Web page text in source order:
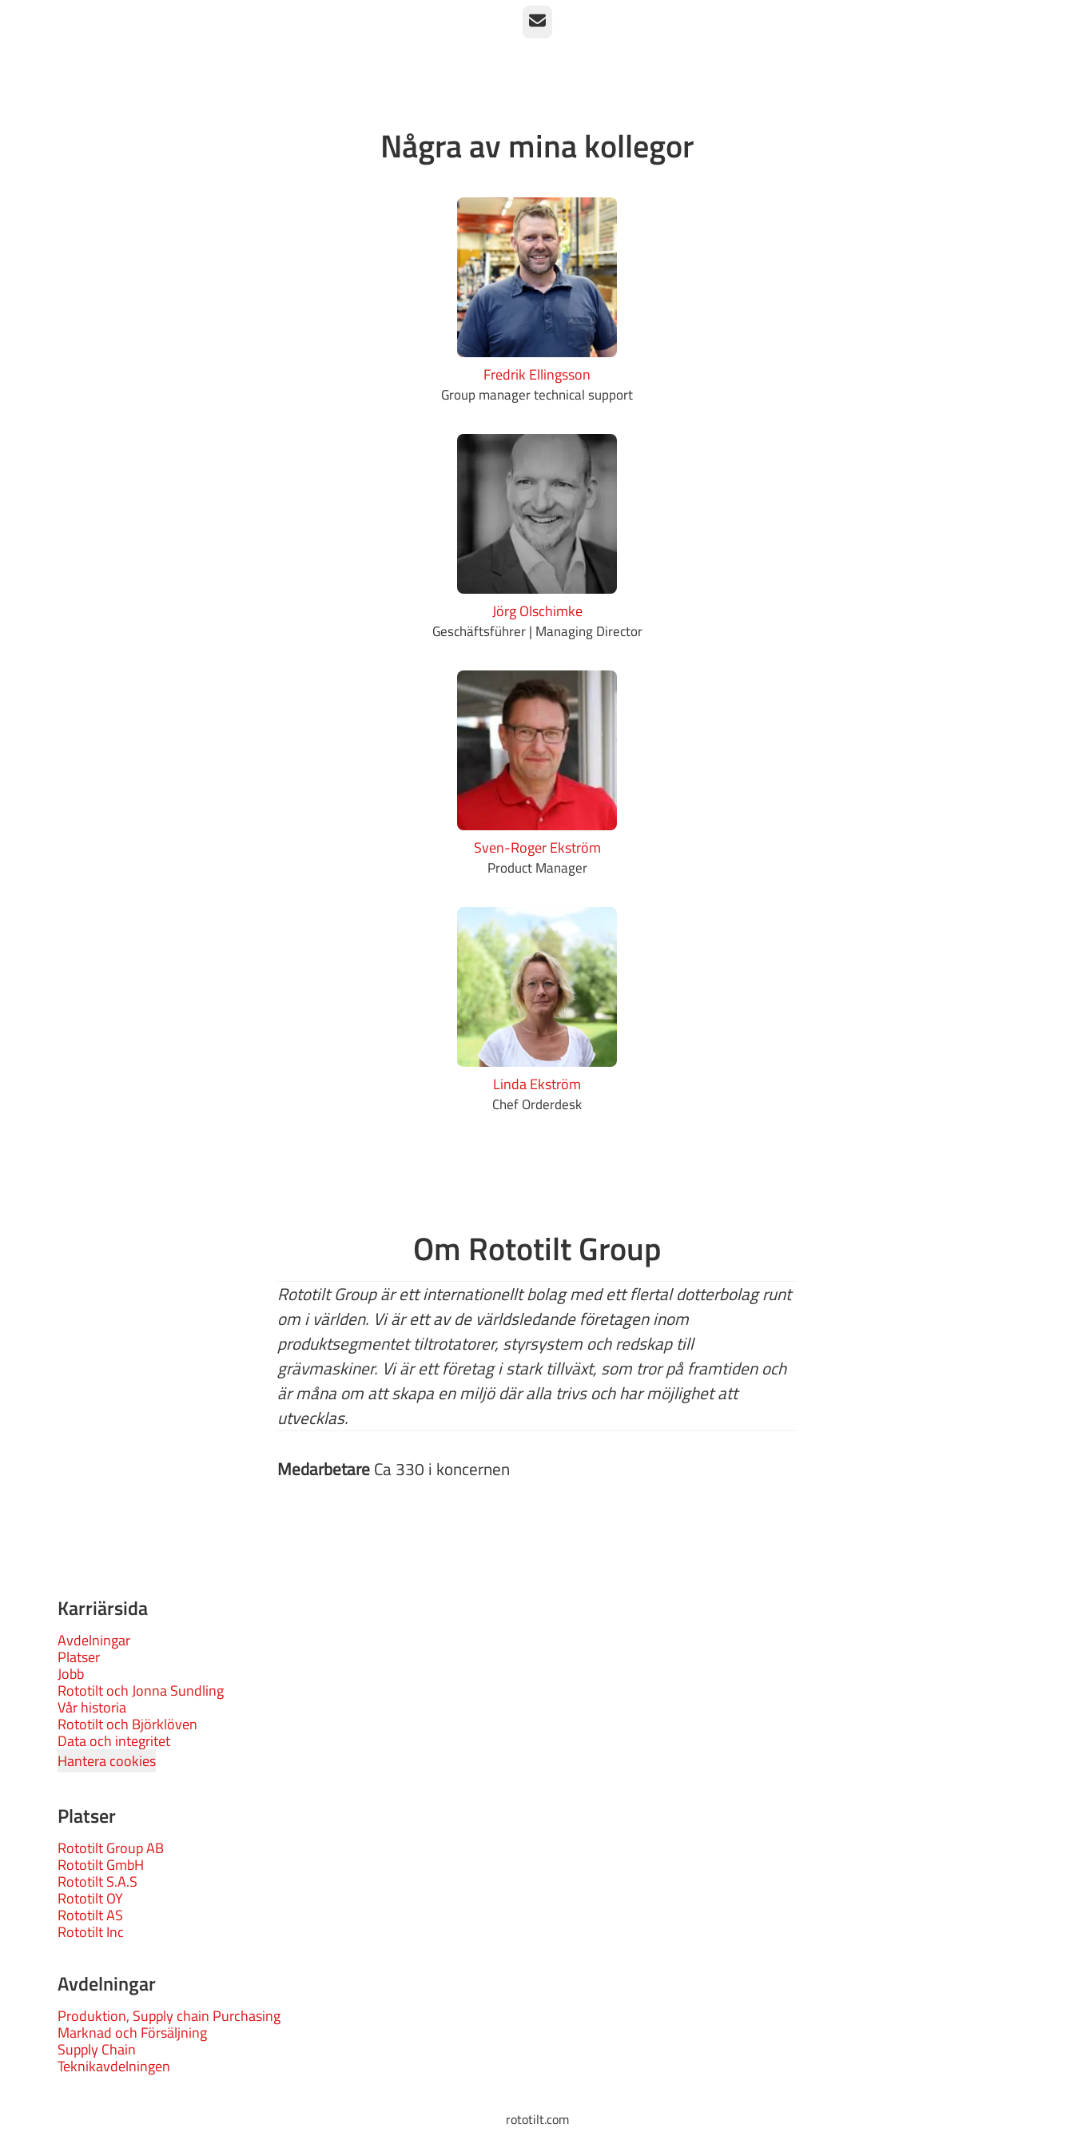
E-post
Några av mina kollegor
Fredrik Ellingsson
Group manager technical support
Jörg Olschimke
Geschäftsführer | Managing Director
Sven-Roger Ekström
Product Manager
Linda Ekström
Chef Orderdesk
Om Rototilt Group
Rototilt Group är ett internationellt bolag med ett flertal dotterbolag runt
om i världen. Vi är ett av de världsledande företagen inom
produktsegmentet tiltrotatorer, styrsystem och redskap till
grävmaskiner. Vi är ett företag i stark tillväxt, som tror på framtiden och
är måna om att skapa en miljö där alla trivs och har möjlighet att
utvecklas.
MedarbetareCa 330 i koncernen
Karriärsida
Avdelningar
Platser
Jobb
Rototilt och Jonna Sundling
Vår historia
Rototilt och Björklöven
Data och integritet
Hantera cookies
Platser
Rototilt Group AB
Rototilt GmbH
Rototilt S.A.S
Rototilt OY
Rototilt AS
Rototilt Inc
Avdelningar
Produktion, Supply chain Purchasing
Marknad och Försäljning
Supply Chain
Teknikavdelningen
rototilt.com